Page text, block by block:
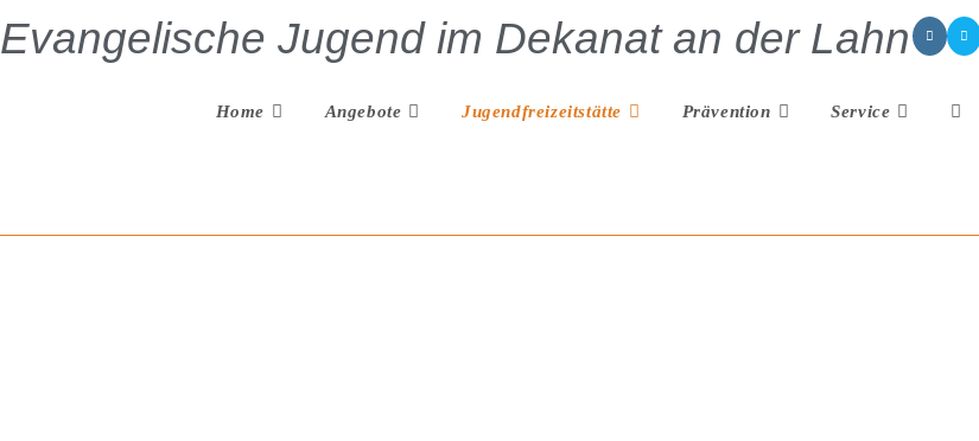
Evangelische Jugend im Dekanat an der Lahn
Home Angebote Jugendfreizeitstätte Prävention Service